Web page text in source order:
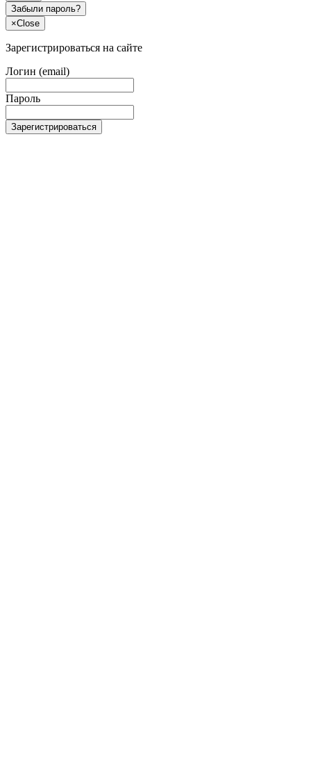
Забыли пароль?
×Close
Зарегистрироваться на сайте
Логин (email)
Пароль
Зарегистрироваться